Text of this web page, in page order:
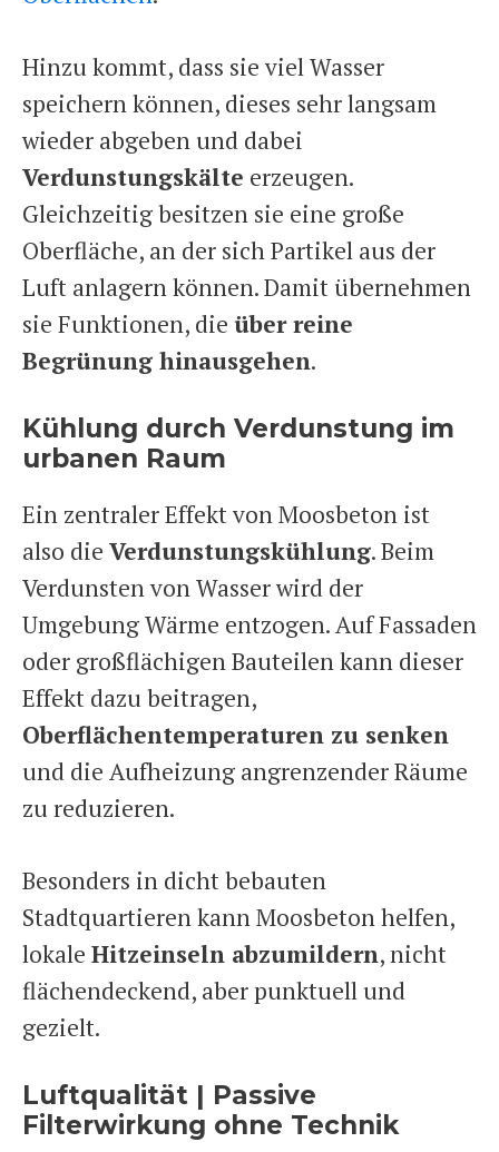
Hinzu kommt, dass sie viel Wasser
speichern können, dieses sehr langsam
wieder abgeben und dabei
Verdunstungskälte erzeugen.
Gleichzeitig besitzen sie eine große
Oberfläche, an der sich Partikel aus der
Luft anlagern können. Damit übernehmen
sie Funktionen, die über reine
Begrünung hinausgehen.
Kühlung durch Verdunstung im
urbanen Raum
Ein zentraler Effekt von Moosbeton ist
also die Verdunstungskühlung. Beim
Verdunsten von Wasser wird der
Umgebung Wärme entzogen. Auf Fassaden
oder großflächigen Bauteilen kann dieser
Effekt dazu beitragen,
Oberflächentemperaturen zu senken
und die Aufheizung angrenzender Räume
zu reduzieren.
Besonders in dicht bebauten
Stadtquartieren kann Moosbeton helfen,
lokale Hitzeinseln abzumildern, nicht
flächendeckend, aber punktuell und
gezielt.
Luftqualität | Passive
Filterwirkung ohne Technik